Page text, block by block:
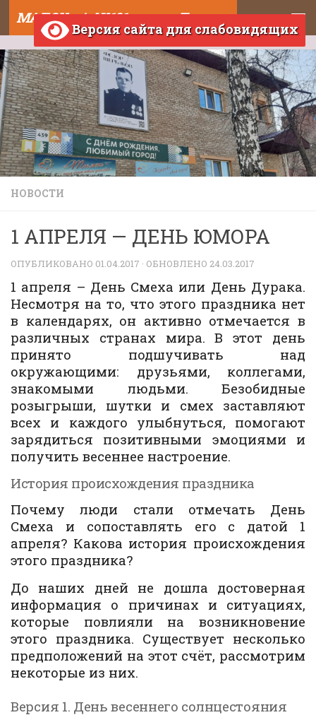
Skip to content МАДОУ д/с №121 города Тюмени
Версия сайта для слабовидящих
НОВОСТИ
1 АПРЕЛЯ — ДЕНЬ ЮМОРА
ОПУБЛИКОВАНО 01.04.2017 · ОБНОВЛЕНО 24.03.2017
1 апреля – День Смеха или День Дурака.
Несмотря на то, что этого праздника нет
в календарях, он активно отмечается в
различных странах мира. В этот день
принято подшучивать над
окружающими: друзьями, коллегами,
знакомыми людьми. Безобидные
розыгрыши, шутки и смех заставляют
всех и каждого улыбнуться, помогают
зарядиться позитивными эмоциями и
получить весеннее настроение.
История происхождения праздника
Почему люди стали отмечать День
Смеха и сопоставлять его с датой 1
апреля? Какова история происхождения
этого праздника?
До наших дней не дошла достоверная
информация о причинах и ситуациях,
которые повлияли на возникновение
этого праздника. Существует несколько
предположений на этот счёт, рассмотрим
некоторые из них.
Версия 1. День весеннего солнцестояния